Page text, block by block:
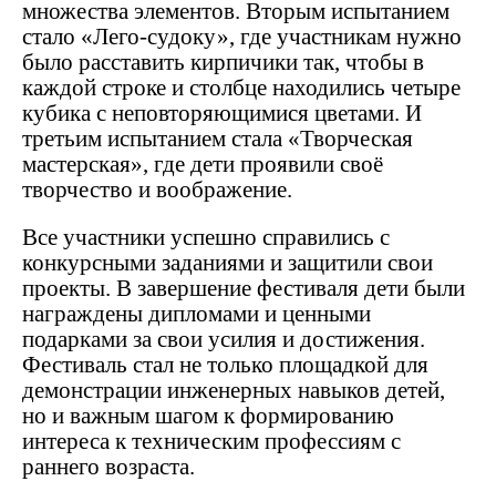
множества элементов. Вторым испытанием
стало «Лего-судоку», где участникам нужно
было расставить кирпичики так, чтобы в
каждой строке и столбце находились четыре
кубика с неповторяющимися цветами. И
третьим испытанием стала «Творческая
мастерская», где дети проявили своё
творчество и воображение.
Все участники успешно справились с
конкурсными заданиями и защитили свои
проекты. В завершение фестиваля дети были
награждены дипломами и ценными
подарками за свои усилия и достижения.
Фестиваль стал не только площадкой для
демонстрации инженерных навыков детей,
но и важным шагом к формированию
интереса к техническим профессиям с
раннего возраста.